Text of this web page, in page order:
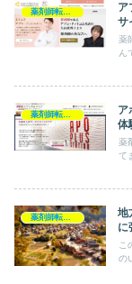
ア
サ
薬
ん
ア
体
薬
て
地
に
こ
の